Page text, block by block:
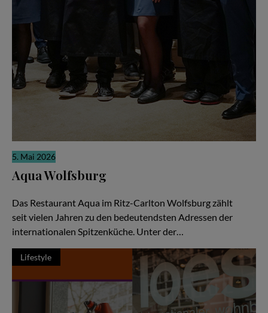
5. Mai 2026
Aqua Wolfsburg
Das Restaurant Aqua im Ritz-Carlton Wolfsburg zählt
seit vielen Jahren zu den bedeutendsten Adressen der
internationalen Spitzenküche. Unter der…
Lifestyle